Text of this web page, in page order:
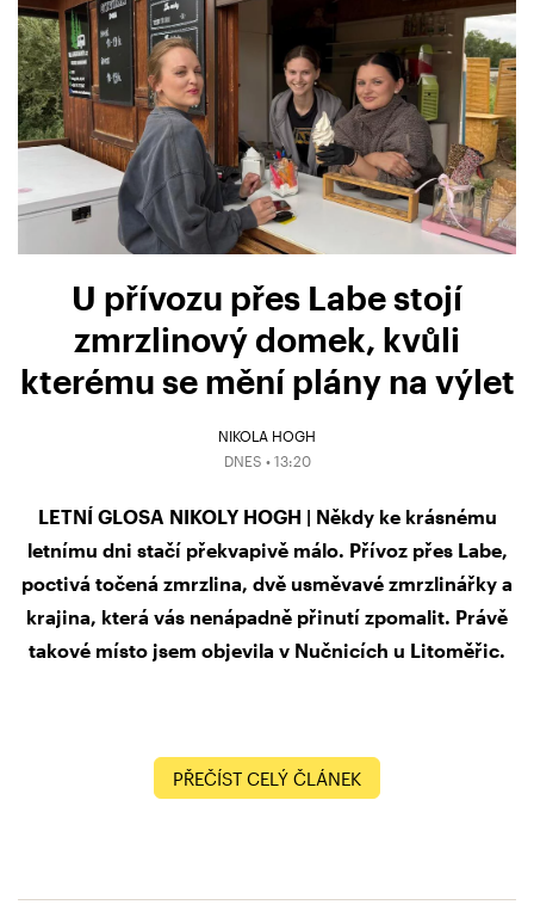
U přívozu přes Labe stojí
zmrzlinový domek, kvůli
kterému se mění plány na výlet
NIKOLA HOGH
DNES • 13:20
LETNÍ GLOSA NIKOLY HOGH | Někdy ke krásnému
letnímu dni stačí překvapivě málo. Přívoz přes Labe,
poctivá točená zmrzlina, dvě usměvavé zmrzlinářky a
krajina, která vás nenápadně přinutí zpomalit. Právě
takové místo jsem objevila v Nučnicích u Litoměřic.
PŘEČÍST CELÝ ČLÁNEK